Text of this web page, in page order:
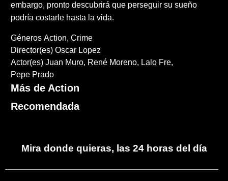
embargo, pronto descubrirá que perseguir su sueño
podría costarle hasta la vida.
Géneros Action Crime
Director(es) Oscar Lopez
Actor(es) Juan Muro René Moreno
Lalo Fre
Pepe Prado
Más de Action
Recomendada
Mira donde quieras, las 24 horas del día